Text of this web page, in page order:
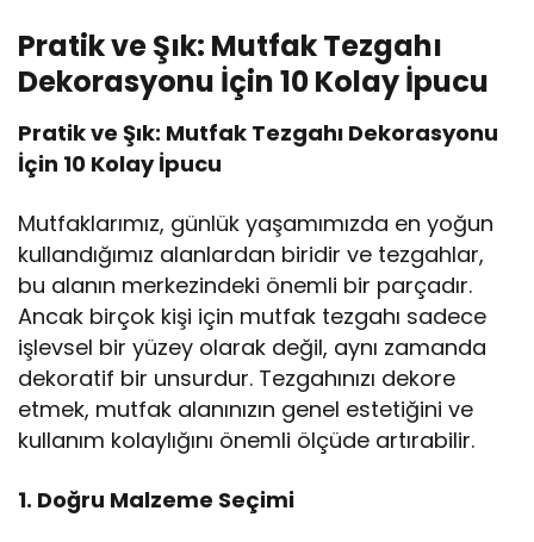
Pratik ve Şık: Mutfak Tezgahı
Dekorasyonu İçin 10 Kolay İpucu
Pratik ve Şık: Mutfak Tezgahı Dekorasyonu
İçin 10 Kolay İpucu
Mutfaklarımız, günlük yaşamımızda en yoğun
kullandığımız alanlardan biridir ve tezgahlar,
bu alanın merkezindeki önemli bir parçadır.
Ancak birçok kişi için mutfak tezgahı sadece
işlevsel bir yüzey olarak değil, aynı zamanda
dekoratif bir unsurdur. Tezgahınızı dekore
etmek, mutfak alanınızın genel estetiğini ve
kullanım kolaylığını önemli ölçüde artırabilir.
1. Doğru Malzeme Seçimi